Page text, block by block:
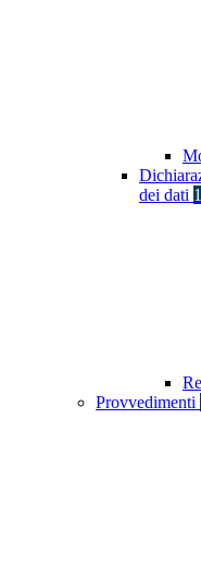
dei dati 1
Provvedimenti